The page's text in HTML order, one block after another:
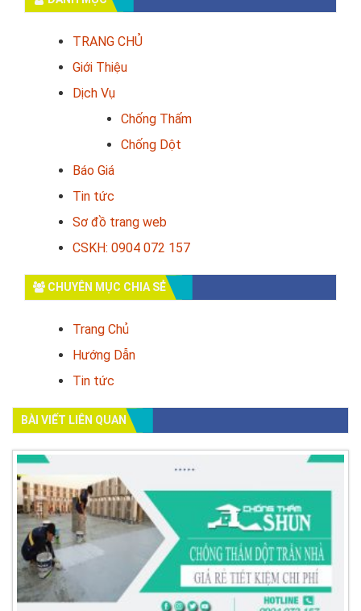
TRANG CHỦ
Giới Thiệu
Dịch Vụ
Chống Thấm
Chống Dột
Báo Giá
Tin tức
Sơ đồ trang web
CSKH: 0904 072 157
CHUYÊN MỤC CHIA SẺ
Trang Chủ
Hướng Dẫn
Tin tức
BÀI VIẾT LIÊN QUAN